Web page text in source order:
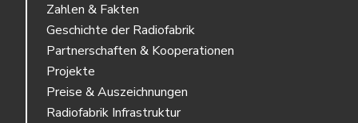
Zahlen & Fakten
Geschichte der Radiofabrik
Partnerschaften & Kooperationen
Projekte
Preise & Auszeichnungen
Radiofabrik Infrastruktur